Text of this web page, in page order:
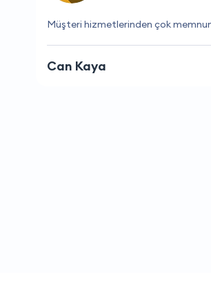
Hizmetlerinden her zaman memnun
Melis Rodop